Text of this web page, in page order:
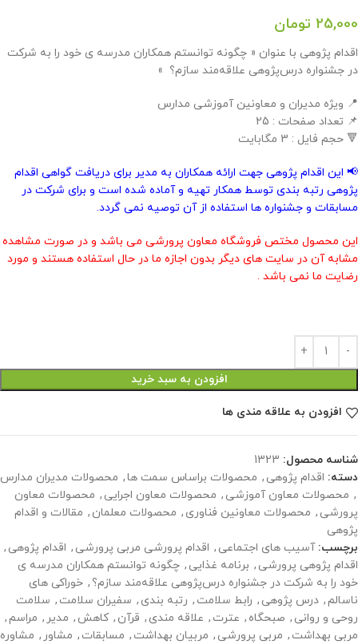
25,000 تومان
اقدام پژوهی با عنوان « چگونه توانستم همکاران مدرسه ی خود را به شرکت
در جشنواره درس‌پژوهی علاقه‌مند سازم؟ »
📍 ویژه مدیران و معاونین آموزشی مدارس
📌 تعداد صفحات : 25
🔻 حجم فایل : 3 مگابایت
📢 این اقدام پژوهی جهت ارائه همکاران به مدیر برای دریافت گواهی اقدام
پژوهی رتبه بندی توسط همکار تهیه و آماده شده است و برای شرکت در
مسابقات و جشنواره ها استفاده از آن توصیه نمی گردد.
این محصول مختص فروشگاه معاون پرورشی می باشد و در صورت مشاهده
مشابه آن در سایت های دیگر بدون اجازه ما در حال استفاده هستند و مورد
رضایت ما نمی باشد .
افزودن به سبد خرید
افزودن به علاقه مندی ها
شناسه محصول: 1323
دسته: اقدام پژوهی , محصولات براساس سمت ها, محصولات مدیران مدارس
, محصولات معاون آموزشی , محصولات معاون اجرایی , محصولات معاون
پرورشی , محصولات معاونین فناوری , محصولات معلمان , مقالات و اقدام
پژوهی
برچسب: آسیب های اجتماعی , اقدام پرورشی مربی پرورشی , اقدام پژوهی ,
اقدام پژوهی پرورشی , برنامه غذایی , چگونه توانستم همکاران مدرسه ی
خود را به شرکت در جشنواره درس‌پژوهی علاقه‌مند سازم؟ , خوراکی های
ناسالم, درس پژوهی , رابط سلامت , رتبه بندی , سفیران سلامت , سلامت
روحی و روانی , صبحگاه , عترت , علاقه مندی , قرآن , کاهش , مدیر , مراسم,
مربی بهداشت , مربی پرورشی , مربیان بهداشت , مسابقات , مشاور , مشاوره